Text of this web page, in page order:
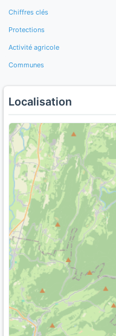
Chiffres clés
Protections
Activité agricole
Communes
Localisation